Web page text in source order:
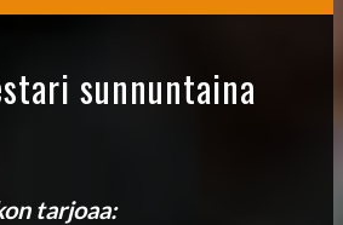
sunnuntaina
tarjoaa: